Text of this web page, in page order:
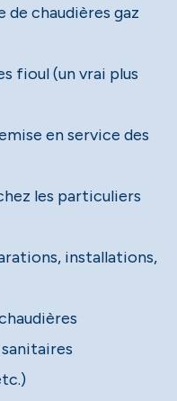
de chaudières gaz
fioul (un vrai plus
en service des
les particuliers
installations,